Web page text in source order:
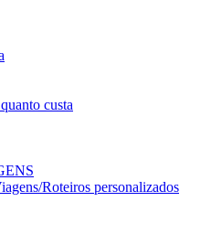
custa
Roteiros personalizados